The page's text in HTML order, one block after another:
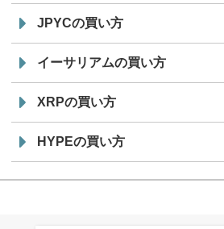
JPYCの買い方
イーサリアムの買い方
XRPの買い方
HYPEの買い方